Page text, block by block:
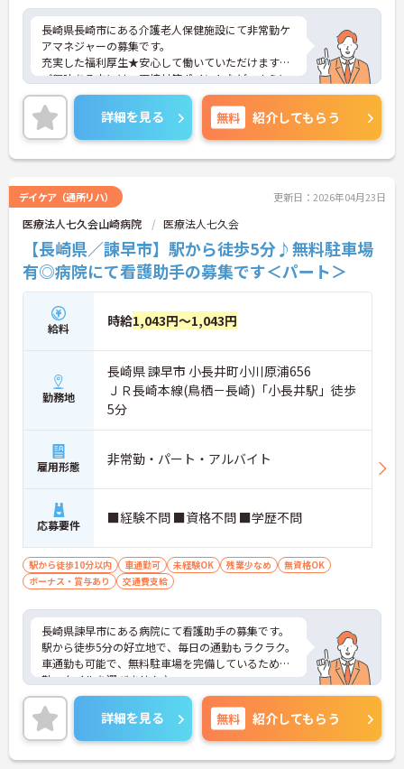
長崎県長崎市にある介護老人保健施設にて非常勤ケ
アマネジャーの募集です。
充実した福利厚生★安心して働いていただけます！
ご興味ある方には、面接対策ポイントなど、さらに
詳細をお話しいたしますのでお気軽にご相談くださ
い。
詳細を見る 無料 紹介してもらう
デイケア（通所リハ） 更新日：2026年04月23日
医療法人七久会山崎病院 医療法人七久会
【長崎県／諫早市】駅から徒歩5分♪無料駐車場
有◎病院にて看護助手の募集です＜パート＞
給料 時給1,043円～1,043円
勤務地
長崎県 諫早市 小長井町小川原浦656
ＪＲ長崎本線(鳥栖－長崎)「小長井駅」徒歩
5分
雇用形態 非常勤・パート・アルバイト
応募要件 ■経験不問 ■資格不問 ■学歴不問
駅から徒歩10分以内 車通勤可 未経験OK 残業少なめ
無資格OK
ボーナス・賞与あり
交通費支給
長崎県諫早市にある病院にて看護助手の募集です。
駅から徒歩5分の好立地で、毎日の通勤もラクラク。
車通勤も可能で、無料駐車場を完備しているため通
勤スタイルを選びません♪
日勤のみなので、仕事後の時間も大切にでき、プラ
イベートとの両立も出来ます◎
ご興味のある方には、面接対策ポイントなど、さら
に詳細をご案内しますのでお気軽にご相談くださ
い！
詳細を見る 無料 紹介してもらう